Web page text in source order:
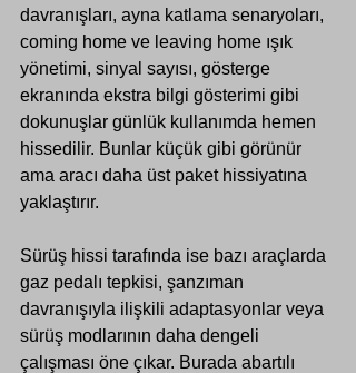
davranışları, ayna katlama senaryoları,
coming home ve leaving home ışık
yönetimi, sinyal sayısı, gösterge
ekranında ekstra bilgi gösterimi gibi
dokunuşlar günlük kullanımda hemen
hissedilir. Bunlar küçük gibi görünür
ama aracı daha üst paket hissiyatına
yaklaştırır.
Sürüş hissi tarafında ise bazı araçlarda
gaz pedalı tepkisi, şanzıman
davranışıyla ilişkili adaptasyonlar veya
sürüş modlarının daha dengeli
çalışması öne çıkar. Burada abartılı